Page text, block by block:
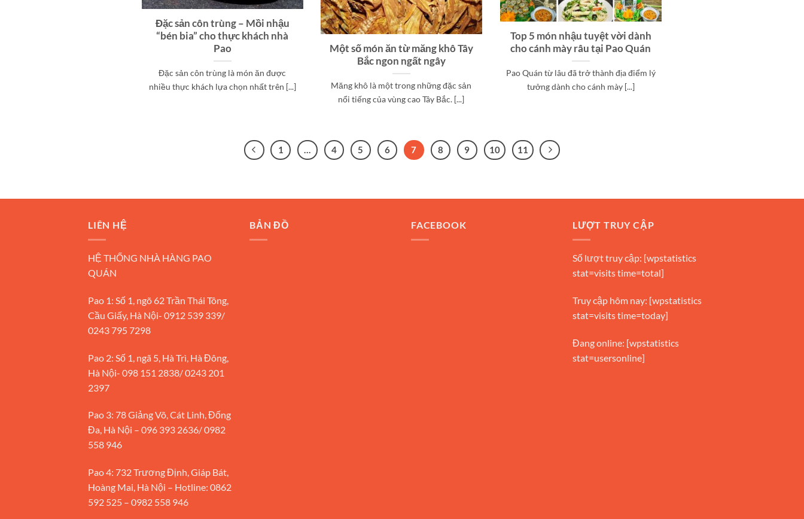
Đặc sản côn trùng – Mồi nhậu
“bén bia” cho thực khách nhà
Pao
Đặc sản côn trùng là món ăn được
nhiều thực khách lựa chọn nhất trên [...]
Top 5 món nhậu tuyệt vời dành
cho cánh mày râu tại Pao Quán
Pao Quán từ lâu đã trở thành địa điểm lý
tưởng dành cho cánh mày [...]
Một số món ăn từ măng khô Tây
Bắc ngon ngất ngây
Măng khô là một trong những đặc sản
nổi tiếng của vùng cao Tây Bắc. [...]
1 … 4 5 6 7 8 9 10 11
LIÊN HỆ
HỆ THỐNG NHÀ HÀNG PAO
QUÁN
Pao 1: Số 1, ngõ 62 Trần Thái Tông,
Cầu Giấy, Hà Nội- 0912 539 339/
0243 795 7298
Pao 2: Số 1, ngã 5, Hà Trì, Hà Đông,
Hà Nội- 098 151 2838/ 0243 201
2397
Pao 3: 78 Giảng Võ, Cát Linh, Đống
Đa, Hà Nội – 096 393 2636/ 0982
558 946
Pao 4: 732 Trương Định, Giáp Bát,
Hoàng Mai, Hà Nội – Hotline: 0862
592 525 – 0982 558 946
BẢN ĐỒ FACEBOOK LƯỢT TRUY CẬP
Số lượt truy cập: [wpstatistics
stat=visits time=total]
Truy cập hôm nay: [wpstatistics
stat=visits time=today]
Đang online: [wpstatistics
stat=usersonline]